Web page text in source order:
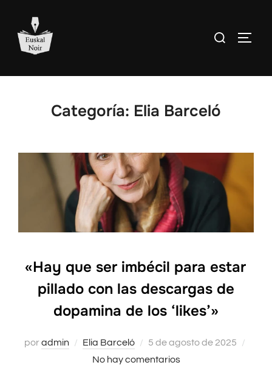
contenido
Buscar:
Categoría: Elia Barceló
«Hay que ser imbécil para estar
pillado con las descargas de
dopamina de los ‘likes’»
poradmin Elia Barceló
Publicado
el
5 de agosto de 2025
No hay comentarios